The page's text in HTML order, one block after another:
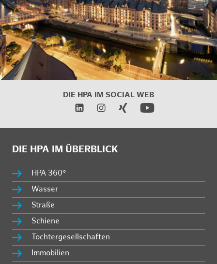
DIE HPA IM SOCIAL WEB
DIE HPA IM ÜBERBLICK
HPA 360°
Wasser
Straße
Schiene
Tochtergesellschaften
Immobilien